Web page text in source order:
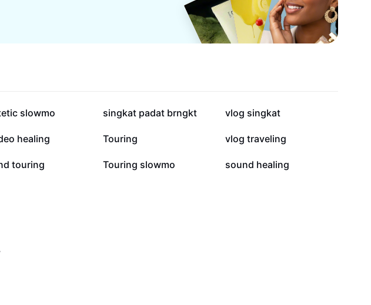
rb slowmo 310,5 rb
singkat padat brngkt 284,6 rb
vlog singkat
rb healing 16 rb
Touring 14,1 rb
vlog traveling
touring 1,6 rb
Touring slowmo 932
sound healing